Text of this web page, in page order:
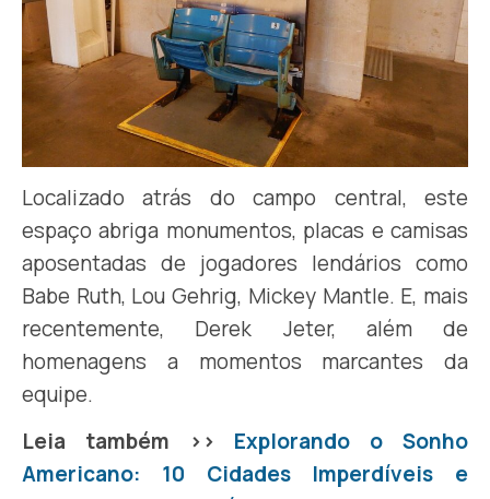
Localizado atrás do campo central, este
espaço abriga monumentos, placas e camisas
aposentadas de jogadores lendários como
Babe Ruth, Lou Gehrig, Mickey Mantle. E, mais
recentemente, Derek Jeter, além de
homenagens a momentos marcantes da
equipe.
Leia também >> Explorando o Sonho
Americano: 10 Cidades Imperdíveis e